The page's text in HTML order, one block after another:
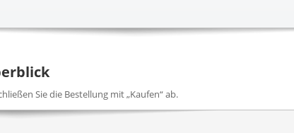
Sie die Bestellung mit „Kaufen“ ab.